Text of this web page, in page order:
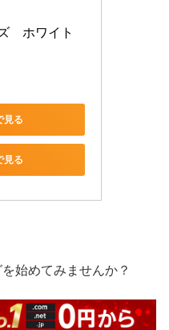
　ホワイト
見る
見る
始めてみませんか？